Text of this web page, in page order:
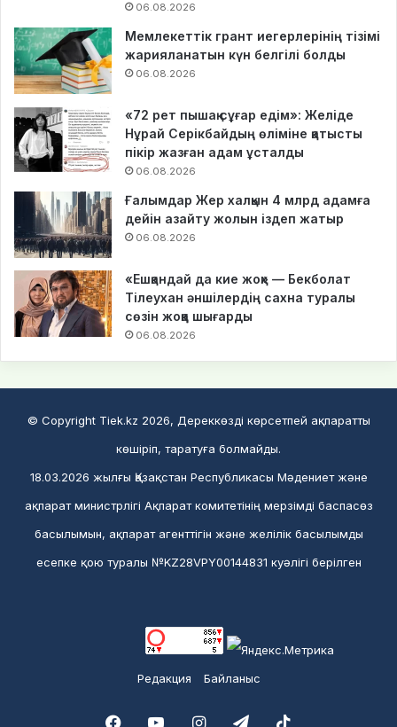
06.08.2026
Мемлекеттік грант иегерлерінің тізімі
жарияланатын күн белгілі болды
06.08.2026
«72 рет пышақ сұғар едім»: Желіде
Нұрай Серікбайдың өліміне қатысты
пікір жазған адам ұсталды
06.08.2026
Ғалымдар Жер халқын 4 млрд адамға
дейін азайту жолын іздеп жатыр
06.08.2026
«Ешқандай да кие жоқ» — Бекболат
Тілеухан әншілердің сахна туралы
сөзін жоққа шығарды
06.08.2026
© Copyright Tiek.kz 2026, Дереккөзді көрсетпей ақпаратты
көшіріп, таратуға болмайды.
18.03.2026 жылғы Қазақстан Республикасы Мәдениет және
ақпарат министрлігі Ақпарат комитетінің мерзімді баспасөз
басылымын, ақпарат агенттігін және желілік басылымды
есепке қою туралы №KZ28VPY00144831 куәлігі берілген
Редакция Байланыс
FacebookYouTubeInstagramTelegram